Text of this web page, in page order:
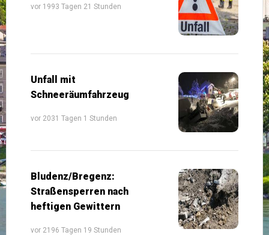
vor 1993 Tagen 21 Stunden
Unfall mit
Schneeräumfahrzeug
vor 2031 Tagen 1 Stunden
Bludenz/Bregenz:
Straßensperren nach
heftigen Gewittern
vor 2196 Tagen 19 Stunden